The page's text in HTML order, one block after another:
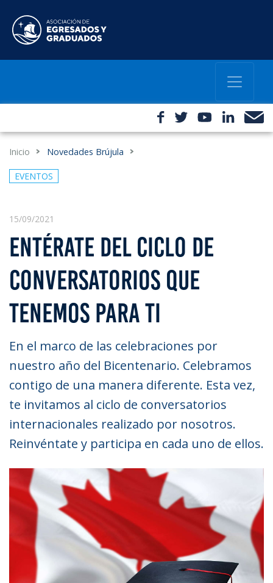
Inicio Novedades Brújula
EVENTOS
15/09/2021
ENTÉRATE DEL CICLO DE
CONVERSATORIOS QUE
TENEMOS PARA TI
En el marco de las celebraciones por
nuestro año del Bicentenario. Celebramos
contigo de una manera diferente. Esta vez,
te invitamos al ciclo de conversatorios
internacionales realizado por nosotros.
Reinvéntate y participa en cada uno de ellos.